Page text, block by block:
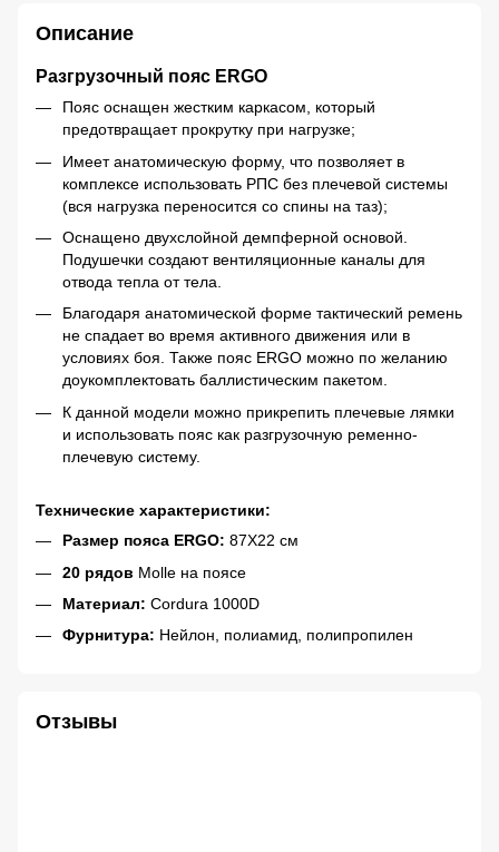
Описание
Разгрузочный пояс ERGO
Пояс оснащен жестким каркасом, который
предотвращает прокрутку при нагрузке;
Имеет анатомическую форму, что позволяет в
комплексе использовать РПС без плечевой системы
(вся нагрузка переносится со спины на таз);
Оснащено двухслойной демпферной основой.
Подушечки создают вентиляционные каналы для
отвода тепла от тела.
Благодаря анатомической форме тактический ремень
не спадает во время активного движения или в
условиях боя. Также пояс ERGO можно по желанию
доукомплектовать баллистическим пакетом.
К данной модели можно прикрепить плечевые лямки
и использовать пояс как разгрузочную ременно-
плечевую систему.
Технические характеристики:
Размер пояса ERGO: 87Х22 см
20 рядов Molle на поясе
Материал: Cordura 1000D
Фурнитура: Нейлон, полиамид, полипропилен
Отзывы